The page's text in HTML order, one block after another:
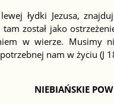
łydki Jezusa,
został jako
w wierze. Musimy
nam w życiu (J
NIEBIAŃSKIE